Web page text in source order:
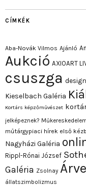
CÍMKÉK
Aba-Novák Vilmos Ajánló
Aukció AXIOART
csuszga design
Kieselbach Galéria
Kortárs képzőművészet
jelképeznek?
műtárgypiaci hírek első
Nagyházi Galéria
Rippl-Rónai József
Galéria Zsolnay
állatszimbolizmus